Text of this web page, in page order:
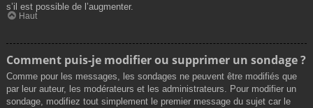
s’il est possible de l’augmenter.
Haut
Comment puis-je modifier ou supprimer un sondage ?
Comme pour les messages, les sondages ne peuvent être modifiés que
par leur auteur, les modérateurs et les administrateurs. Pour modifier un
sondage, modifiez tout simplement le premier message du sujet car le